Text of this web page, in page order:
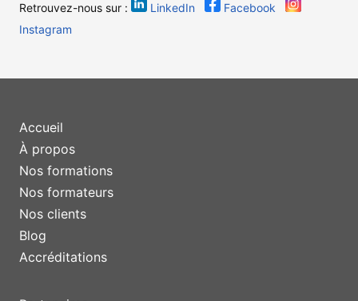
Retrouvez-nous sur : LinkedIn
Facebook
Instagram
Accueil
À propos
Nos formations
Nos formateurs
Nos clients
Blog
Accréditations